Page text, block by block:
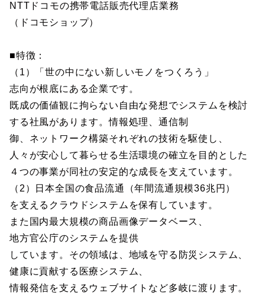
NTTドコモの携帯電話販売代理店業務
（ドコモショップ）
■特徴：
（1）「世の中にない新しいモノをつくろう」
志向が根底にある企業です。
既成の価値観に拘らない自由な発想でシステムを検討
する社風があります。情報処理、通信制
御、ネットワーク構築それぞれの技術を駆使し、
人々が安心して暮らせる生活環境の確立を目的とした
４つの事業が同社の安定的な成長を支えています。
（2）日本全国の食品流通（年間流通規模36兆円）
を支えるクラウドシステムを保有しています。
また国内最大規模の商品画像データベース、
地方官公庁のシステムを提供
しています。その領域は、地域を守る防災システム、
健康に貢献する医療システム、
情報発信を支えるウェブサイトなど多岐に渡ります。